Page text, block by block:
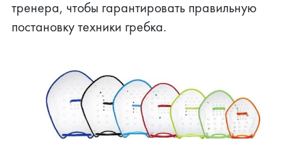
тренера, чтобы гарантировать правильную
постановку техники гребка.